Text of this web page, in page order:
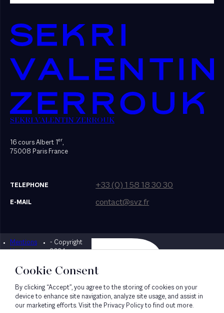
SEKRI VALENTIN ZERROUK
16 cours Albert 1er,
75008 Paris France
TELEPHONE +33 (0) 1 58 18 30 30
E-MAIL contact@svz.fr
Mentions
légales
- Copyright
2024
Designed by Bonhomme
Cookie Consent
By clicking “Accept”, you agree to the storing of cookies on your
device to enhance site navigation, analyze site usage, and assist in
our marketing efforts. Visit the Privacy Policy to find out more.